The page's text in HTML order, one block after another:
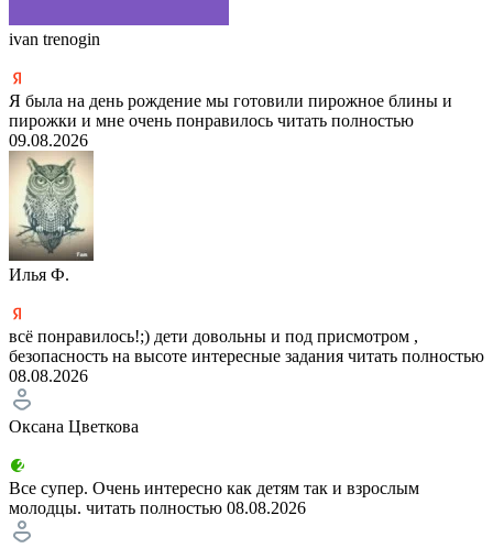
ivan trenogin
Я была на день рождение мы готовили пирожное блины и
пирожки и мне очень понравилось читать полностью
09.08.2026
Илья Ф.
всё понравилось!;) дети довольны и под присмотром ,
безопасность на высоте интересные задания читать полностью
08.08.2026
Оксана Цветкова
Все супер. Очень интересно как детям так и взрослым
молодцы. читать полностью 08.08.2026